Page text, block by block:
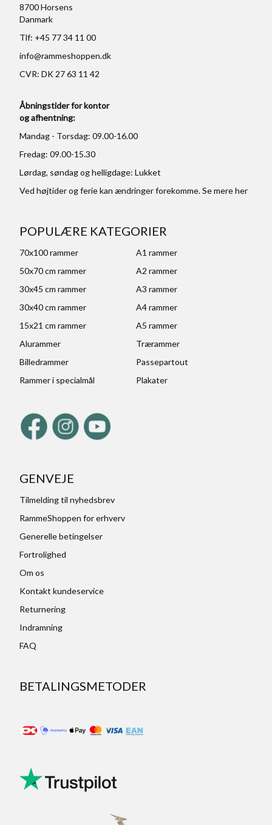
8700 Horsens
Danmark
Tlf: +45 77 34 11 00
info@rammeshoppen.dk
CVR: DK 27 63 11 42
Åbningstider for kontor
og afhentning:
Mandag - Torsdag: 09.00-16.00
Fredag: 09.00-15.30
Lørdag, søndag og helligdage: Lukket
Ved højtider og ferie kan ændringer forekomme. Se mereher
POPULÆRE KATEGORIER
70x100 rammer
A1 rammer
50x70 cm rammer
A2 rammer
30x45 cm rammer
A3 rammer
30x40 cm rammer
A4 rammer
15x21 cm rammer
A5 rammer
Alurammer
Trærammer
Billedrammer
Passepartout
Rammer i specialmål
Plakater
GENVEJE
Tilmelding til nyhedsbrev
RammeShoppen for erhverv
Generelle betingelser
Fortrolighed
Om os
Kontakt kundeservice
Returnering
Indramning
FAQ
BETALINGSMETODER